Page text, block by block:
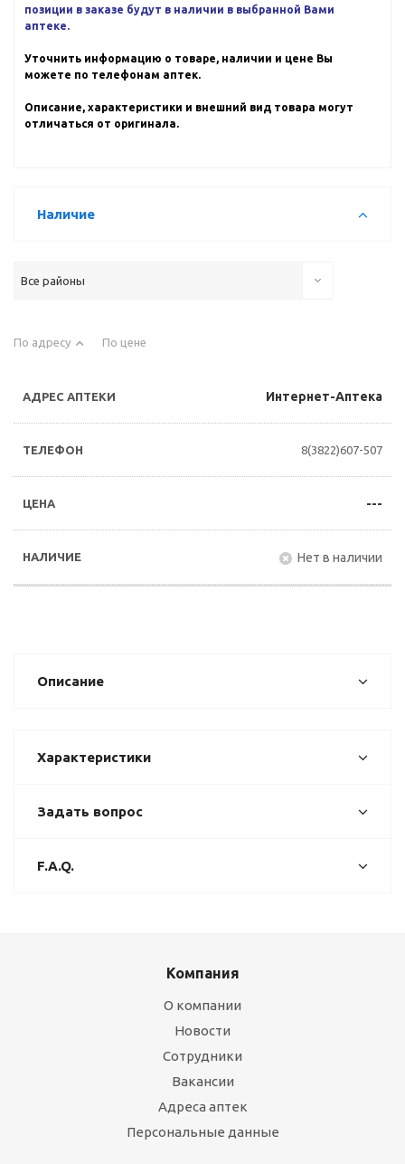
позиции в заказе будут в наличии в выбранной Вами
аптеке.
Уточнить информацию о товаре, наличии и цене Вы
можете по телефонам аптек.
Описание, характеристики и внешний вид товара могут
отличаться от оригинала.
Наличие
Все районы
По адресу По цене
Интернет-Аптека
8(3822)607-507
---
Нет в наличии
Описание
Характеристики
Задать вопрос
F.A.Q.
Компания
О компании
Новости
Сотрудники
Вакансии
Адреса аптек
Персональные данные